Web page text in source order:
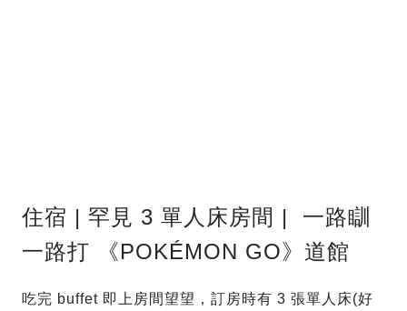
住宿 | 罕見 3 單人床房間 | 一路瞓
一路打 《POKÉMON GO》道館
吃完 buffet 即上房間望望，訂房時有 3 張單人床(好